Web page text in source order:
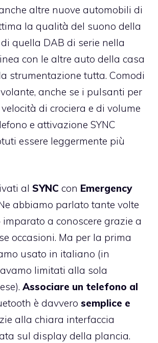
altre nuove automobili di
la qualità del suono della
quella DAB di serie nella
con le altre auto della casa
strumentazione tutta. Comodi
anche se i pulsanti per
di crociera e di volume
e attivazione SYNC
essere leggermente più
al SYNC con Emergency
abbiamo parlato tante volte
a conoscere grazie a
occasioni. Ma per la prima
usato in italiano (in
limitati alla sola
Associare un telefono al
è davvero semplice e
alla chiara interfaccia
sul display della plancia.